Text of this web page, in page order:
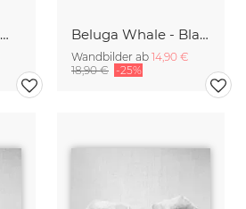
Dolphin - Black & White Beluga Whale - Black & White
Wandbilder ab 14,90 €
18,90 € -25%